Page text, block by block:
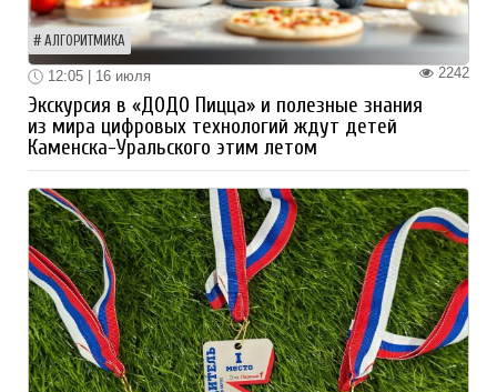
АЛГОРИТМИКА
2242
12:05 | 16 июля
Экскурсия в «ДОДО Пицца» и полезные знания
из мира цифровых технологий ждут детей
Каменска-Уральского этим летом